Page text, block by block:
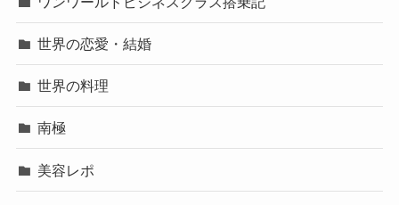
世界の恋愛・結婚
世界の料理
南極
美容レポ